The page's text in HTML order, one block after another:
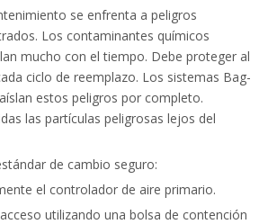
se enfrenta a peligros
Los contaminantes químicos
mucho con el tiempo. Debe proteger al
ciclo de reemplazo. Los sistemas Bag-
estos peligros por completo.
las partículas peligrosas lejos del
de cambio seguro:
el controlador de aire primario.
utilizando una bolsa de contención